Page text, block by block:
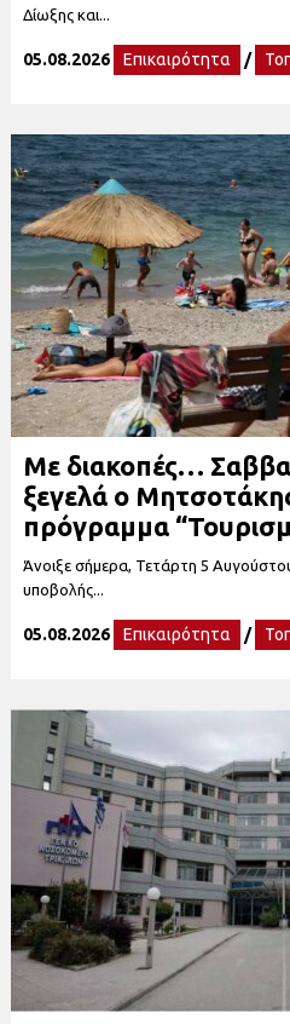
Δίωξης και...
05.08.2026 Επικαιρότητα /
Με διακοπές…
ξεγελά ο
πρόγραμμα
Άνοιξε σήμερα, Τετάρτη 5
υποβολής...
05.08.2026 Επικαιρότητα /